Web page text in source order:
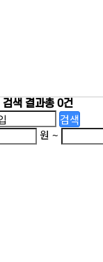
검색 결과총 0건
검색
원 ~